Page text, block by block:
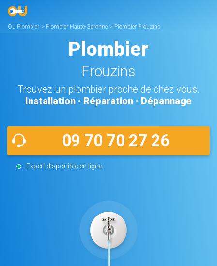
Ou Plombier > Plombier Haute-Garonne > Plombier Frouzins
Plombier
Frouzins
Trouvez un plombier proche de chez vous.
Installation · Réparation · Dépannage
09 70 70 27 26
Expert disponible en ligne